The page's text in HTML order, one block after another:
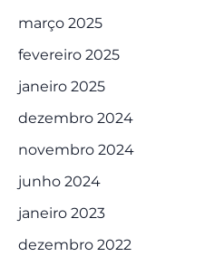
março 2025
fevereiro 2025
janeiro 2025
dezembro 2024
novembro 2024
junho 2024
janeiro 2023
dezembro 2022